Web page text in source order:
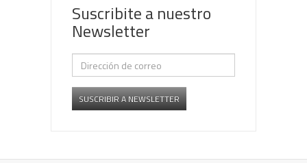
Suscribite a nuestro
Newsletter
SUSCRIBIR A NEWSLETTER